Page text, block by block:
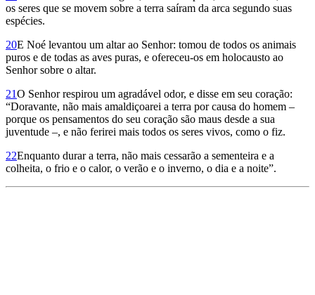
os seres que se movem sobre a terra saíram da arca segundo suas
espécies.
20E Noé levantou um altar ao Senhor: tomou de todos os animais
puros e de todas as aves puras, e ofereceu-os em holocausto ao
Senhor sobre o altar.
21O Senhor respirou um agradável odor, e disse em seu coração:
“Doravante, não mais amaldiçoarei a terra por causa do homem –
porque os pensamentos do seu coração são maus desde a sua
juventude –, e não ferirei mais todos os seres vivos, como o fiz.
22Enquanto durar a terra, não mais cessarão a sementeira e a
colheita, o frio e o calor, o verão e o inverno, o dia e a noite”.